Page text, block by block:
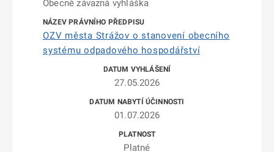
Obecně závazná vyhláška
OZV města Strážov o stanovení obecního
systému odpadového hospodářství
27.05.2026
01.07.2026
Platné